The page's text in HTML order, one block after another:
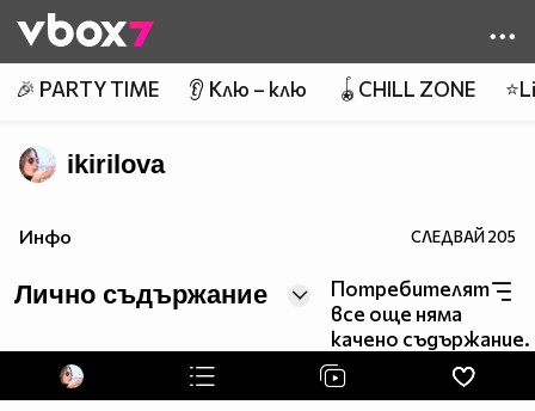
👾
🎉 PARTY TIME 👂 Клю – клю 🪀CHILL ZONE
ikirilova
Инфо СЛЕДВАЙ205
Лично съдържание
Потребителят
все още няма
качено съдържание.